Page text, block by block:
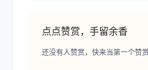
点点赞赏，手留余香
还没有人赞赏，快来当第一个赞赏